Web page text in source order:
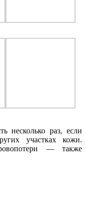
несколько раз, если
участках кожи.
— также